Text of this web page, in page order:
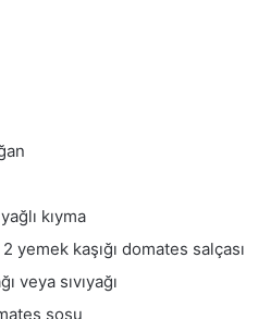
kıyma
yemek kaşığı domates salçası
veya sıvıyağı
sosu